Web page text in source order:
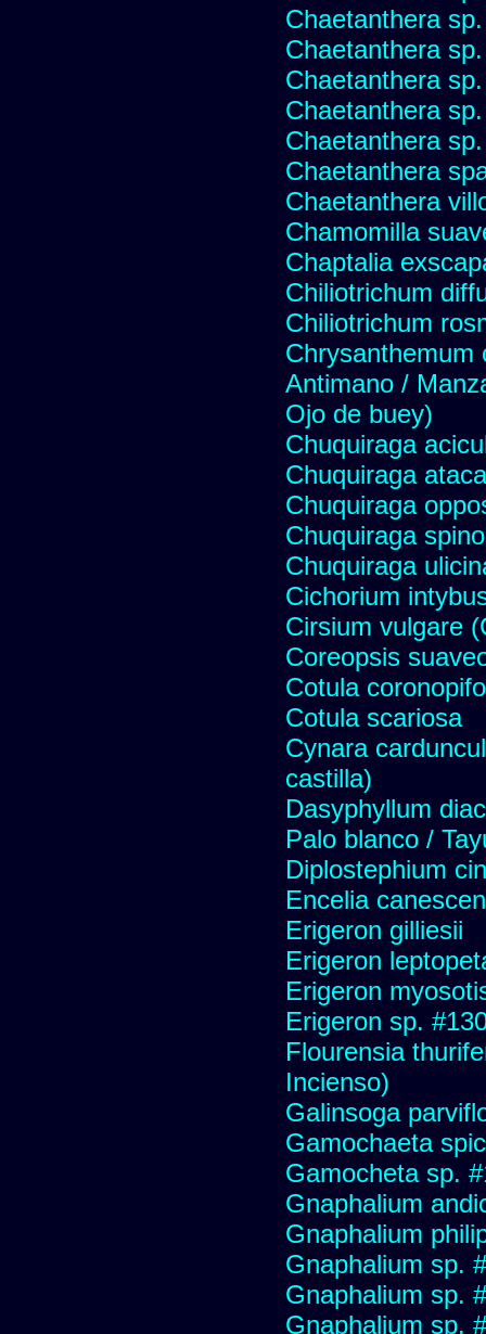
Chaetanthera
Chaetanthera
Chaetanthera
Chaetanthera
Chaetanthera
Chaetanthera
Chaetanthera
Chamomilla
Chaptalia
Chiliotrichum
Chiliotrichum
Chrysanthemum
Antimano /
Ojo de buey)
Chuquiraga
Chuquiraga
Chuquiraga
Chuquiraga
Chuquiraga
Cichorium
Cirsium vulgare
Coreopsis
Cotula
Cotula scariosa
Cynara
castilla)
Dasyphyllum
Palo blanco /
Diplostephium
Encelia
Erigeron gilliesii
Erigeron
Erigeron
Erigeron sp.
Flourensia
Incienso)
Galinsoga
Gamochaeta
Gamocheta sp.
Gnaphalium
Gnaphalium
Gnaphalium sp.
Gnaphalium sp.
Gnaphalium sp.